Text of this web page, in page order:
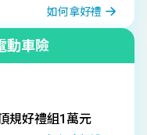
如何拿好禮
動車險
規好禮組1萬元